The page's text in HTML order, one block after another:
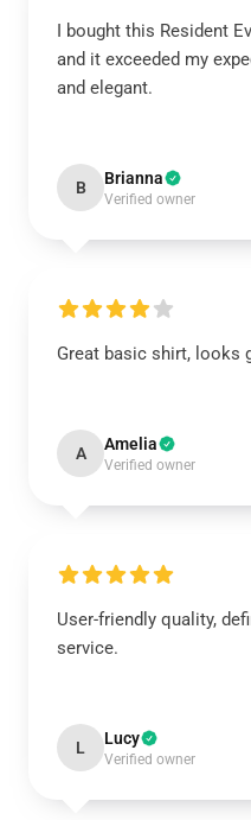
I bought this Resident
and it exceeded my
and elegant.
B Brianna
Verified owner
Great basic shirt, looks
A Amelia
Verified owner
User-friendly quality,
service.
L Lucy
Verified owner